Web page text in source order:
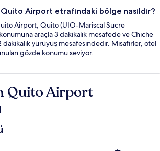
Airport etrafındaki bölge nasıldır?
Airport, Quito (UIO-Mariscal Sucre
araçla 3 dakikalık mesafede ve Chiche
dakikalık yürüyüş mesafesindedir. Misafirler, otel
gözde konumu seviyor.
Quito Airport